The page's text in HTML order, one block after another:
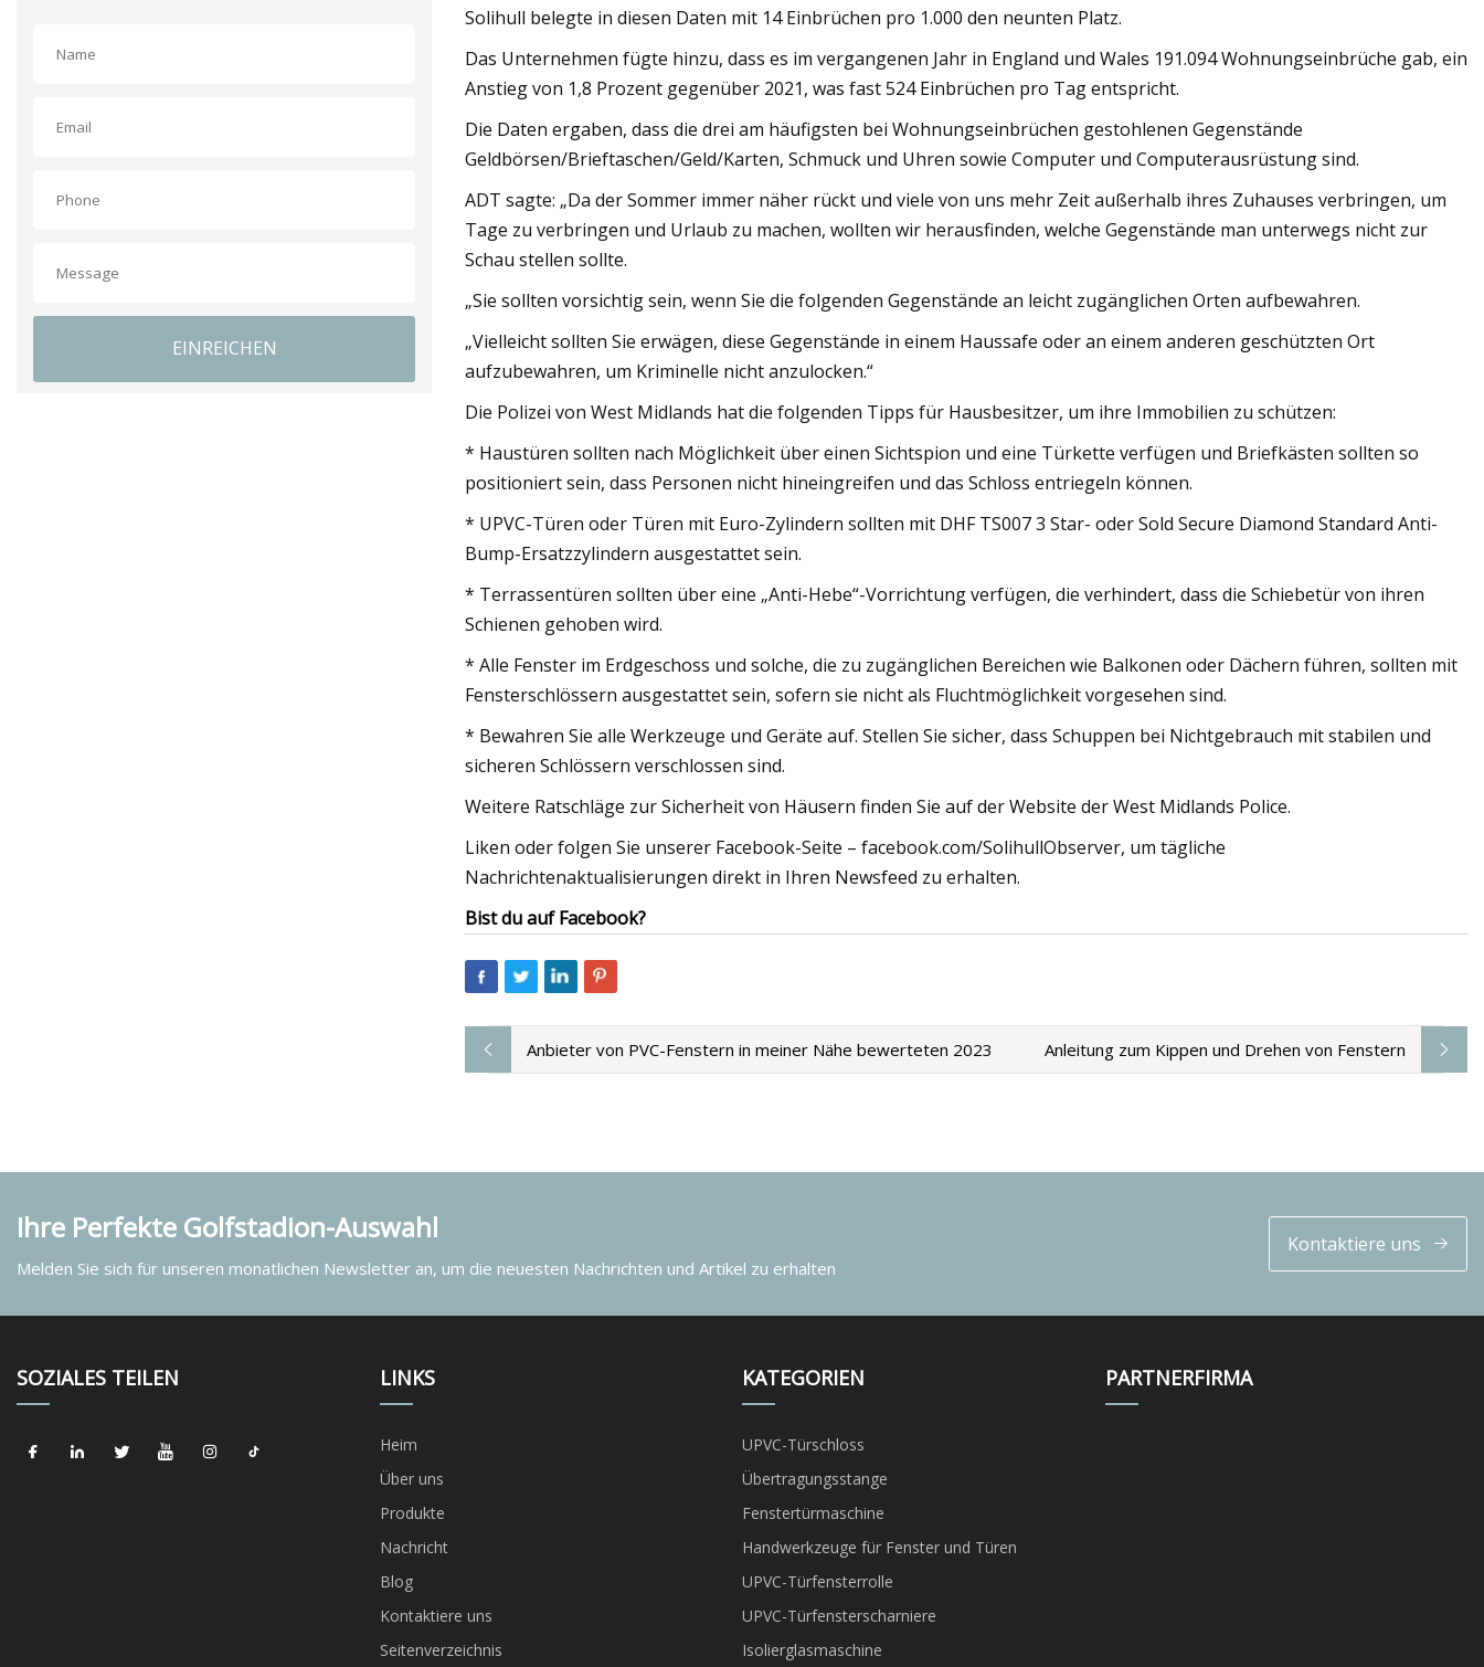
EINREICHEN
Solihull belegte in diesen Daten mit 14 Einbrüchen pro 1.000 den neunten Platz.
Das Unternehmen fügte hinzu, dass es im vergangenen Jahr in England und Wales 191.094 Wohnungseinbrüche gab, ein
Anstieg von 1,8 Prozent gegenüber 2021, was fast 524 Einbrüchen pro Tag entspricht.
Die Daten ergaben, dass die drei am häufigsten bei Wohnungseinbrüchen gestohlenen Gegenstände
Geldbörsen/Brieftaschen/Geld/Karten, Schmuck und Uhren sowie Computer und Computerausrüstung sind.
ADT sagte: „Da der Sommer immer näher rückt und viele von uns mehr Zeit außerhalb ihres Zuhauses verbringen, um
Tage zu verbringen und Urlaub zu machen, wollten wir herausfinden, welche Gegenstände man unterwegs nicht zur
Schau stellen sollte.
„Sie sollten vorsichtig sein, wenn Sie die folgenden Gegenstände an leicht zugänglichen Orten aufbewahren.
„Vielleicht sollten Sie erwägen, diese Gegenstände in einem Haussafe oder an einem anderen geschützten Ort
aufzubewahren, um Kriminelle nicht anzulocken.“
Die Polizei von West Midlands hat die folgenden Tipps für Hausbesitzer, um ihre Immobilien zu schützen:
* Haustüren sollten nach Möglichkeit über einen Sichtspion und eine Türkette verfügen und Briefkästen sollten so
positioniert sein, dass Personen nicht hineingreifen und das Schloss entriegeln können.
* UPVC-Türen oder Türen mit Euro-Zylindern sollten mit DHF TS007 3 Star- oder Sold Secure Diamond Standard Anti-
Bump-Ersatzzylindern ausgestattet sein.
* Terrassentüren sollten über eine „Anti-Hebe“-Vorrichtung verfügen, die verhindert, dass die Schiebetür von ihren
Schienen gehoben wird.
* Alle Fenster im Erdgeschoss und solche, die zu zugänglichen Bereichen wie Balkonen oder Dächern führen, sollten mit
Fensterschlössern ausgestattet sein, sofern sie nicht als Fluchtmöglichkeit vorgesehen sind.
* Bewahren Sie alle Werkzeuge und Geräte auf. Stellen Sie sicher, dass Schuppen bei Nichtgebrauch mit stabilen und
sicheren Schlössern verschlossen sind.
Weitere Ratschläge zur Sicherheit von Häusern finden Sie auf der Website der West Midlands Police.
Liken oder folgen Sie unserer Facebook-Seite – facebook.com/SolihullObserver, um tägliche
Nachrichtenaktualisierungen direkt in Ihren Newsfeed zu erhalten.
Bist du auf Facebook?
Anbieter von PVC-Fenstern in meiner Nähe bewerteten 2023 Anleitung zum Kippen und Drehen von Fenstern
Ihre Perfekte Golfstadion-Auswahl
Melden Sie sich für unseren monatlichen Newsletter an, um die neuesten Nachrichten und Artikel zu erhalten
Kontaktiere uns
SOZIALES TEILEN LINKS
Heim
Über uns
Produkte
Nachricht
Blog
Kontaktiere uns
Seitenverzeichnis
KATEGORIEN
UPVC-Türschloss
Übertragungsstange
Fenstertürmaschine
Handwerkzeuge für Fenster und Türen
UPVC-Türfensterrolle
UPVC-Türfensterscharniere
Isolierglasmaschine
PARTNERFIRMA